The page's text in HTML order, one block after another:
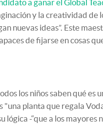
a ganar el Global
y la creatividad de
nuevas ideas”. Este
de fijarse en cosas
los niños saben qué es
"una planta que regala
lógica -“que a los mayores